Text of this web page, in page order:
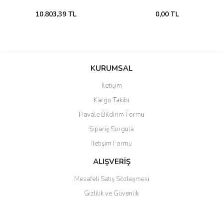
10.803,39 TL 0,00 TL
KURUMSAL
İletişim
Kargo Takibi
Havale Bildirim Formu
Sipariş Sorgula
İletişim Formu
ALIŞVERİŞ
Mesafeli Satış Sözleşmesi
Gizlilik ve Güvenlik